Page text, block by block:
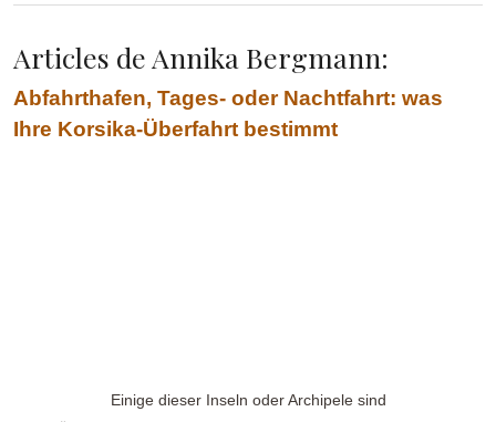
Articles de Annika Bergmann:
Abfahrthafen, Tages- oder Nachtfahrt: was
Ihre Korsika-Überfahrt bestimmt
Einige dieser Inseln oder Archipele sind